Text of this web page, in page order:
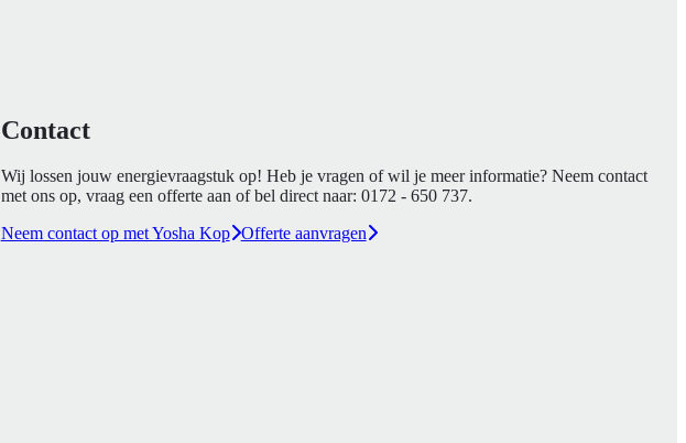
Contact
Wij lossen jouw energievraagstuk op! Heb je vragen of wil je meer informatie? Neem contact
met ons op, vraag een offerte aan of bel direct naar: 0172 - 650 737.
Neem contact op met Yosha Kop Offerte aanvragen